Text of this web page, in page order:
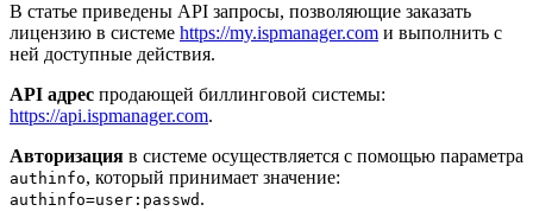
В статье приведены API запросы, позволяющие заказать
лицензию в системе https://my.ispmanager.com и выполнить с
ней доступные действия.
API адрес продающей биллинговой системы:
https://api.ispmanager.com.
Авторизация в системе осуществляется с помощью параметра
authinfo, который принимает значение:
authinfo=user:passwd .